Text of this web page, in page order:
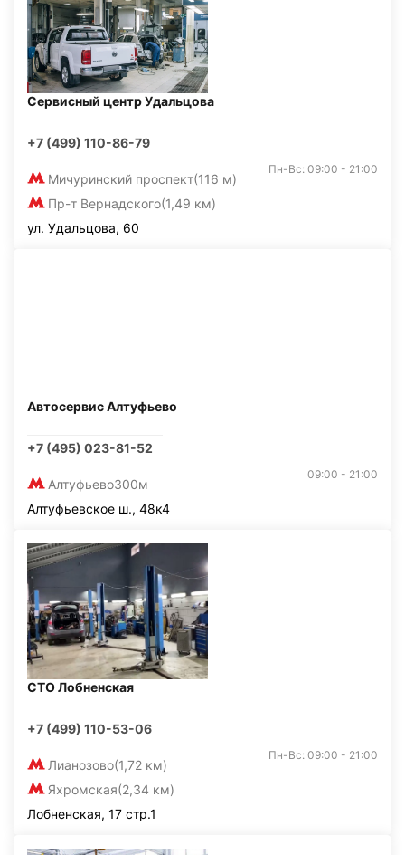
Сервисный центр Удальцова
+7 (499) 110-86-79
Мичуринский проспект(116 м)
Пр-т Вернадского(1,49 км)
Пн-Вс: 09:00 - 21:00
ул. Удальцова, 60
Автосервис Алтуфьево
+7 (495) 023-81-52
Алтуфьево300м
09:00 - 21:00
Алтуфьевское ш., 48к4
СТО Лобненская
+7 (499) 110-53-06
Лианозово(1,72 км)
Яхромская(2,34 км)
Пн-Вс: 09:00 - 21:00
Лобненская, 17 стр.1